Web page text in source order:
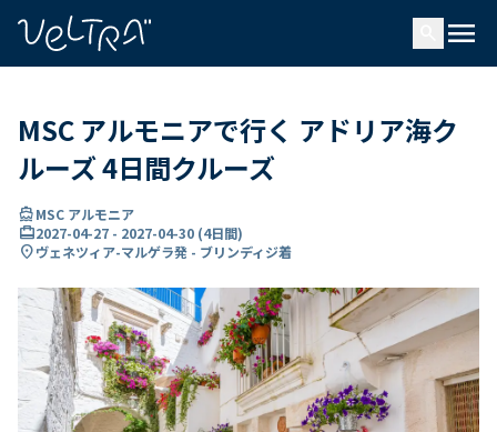
menu
MSC アルモニアで行く アドリア海ク
ルーズ 4日間クルーズ
directions_boatMSC アルモニア
card_travel2027-04-27 - 2027-04-30 (4日間)
location_onヴェネツィア-マルゲラ発 - ブリンディジ着